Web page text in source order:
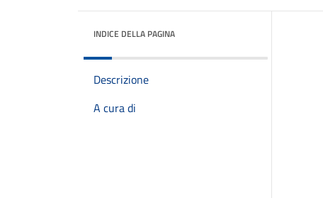
INDICE DELLA PAGINA
Descrizione
A cura di